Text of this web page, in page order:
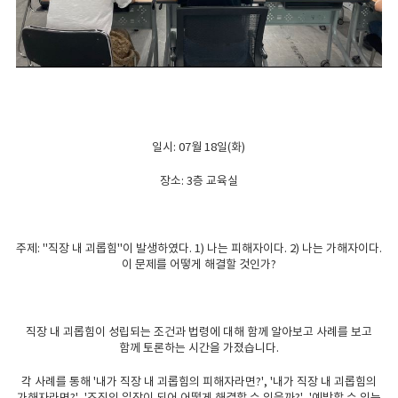
일시: 07월 18일(화)
장소: 3층 교육실
주제: "직장 내 괴롭힘"이 발생하였다. 1) 나는 피해자이다. 2) 나는 가해자이다.
이 문제를 어떻게 해결할 것인가?
직장 내 괴롭힘이 성립되는 조건과 법령에 대해 함께 알아보고 사례를 보고
함께 토론하는 시간을 가졌습니다.
각 사례를 통해 '내가 직장 내 괴롭힘의 피해자라면?', '내가 직장 내 괴롭힘의